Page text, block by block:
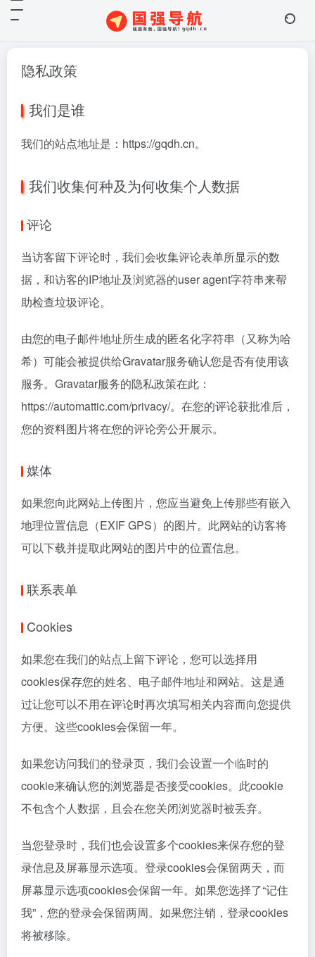
隐私政策
我们是谁
我们的站点地址是：https://gqdh.cn。
我们收集何种及为何收集个人数据
评论
当访客留下评论时，我们会收集评论表单所显示的数
据，和访客的IP地址及浏览器的user agent字符串来帮
助检查垃圾评论。
由您的电子邮件地址所生成的匿名化字符串（又称为哈
希）可能会被提供给Gravatar服务确认您是否有使用该
服务。Gravatar服务的隐私政策在此：
https://automattic.com/privacy/。在您的评论获批准后，
您的资料图片将在您的评论旁公开展示。
媒体
如果您向此网站上传图片，您应当避免上传那些有嵌入
地理位置信息（EXIF GPS）的图片。此网站的访客将
可以下载并提取此网站的图片中的位置信息。
联系表单
Cookies
如果您在我们的站点上留下评论，您可以选择用
cookies保存您的姓名、电子邮件地址和网站。这是通
过让您可以不用在评论时再次填写相关内容而向您提供
方便。这些cookies会保留一年。
如果您访问我们的登录页，我们会设置一个临时的
cookie来确认您的浏览器是否接受cookies。此cookie
不包含个人数据，且会在您关闭浏览器时被丢弃。
当您登录时，我们也会设置多个cookies来保存您的登
录信息及屏幕显示选项。登录cookies会保留两天，而
屏幕显示选项cookies会保留一年。如果您选择了“记住
我”，您的登录会保留两周。如果您注销，登录cookies
将被移除。